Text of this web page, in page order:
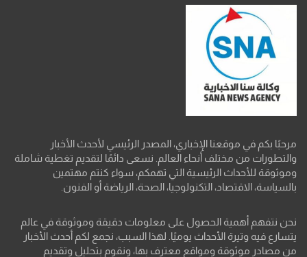
مرحبًا بكم في موقعنا الإخباري، المصدر الرئيسي لأحدث الأخبار
والتطورات من مختلف أنحاء العالم. نسعى دائمًا لتقديم تغطية شاملة
وموثوقة للأحداث الرئيسية التي تهمكم، سواء كنتم مهتمين
بالسياسة، الاقتصاد، التكنولوجيا، الصحة، الرياضة أو الفنون.
نحن نتفهم أهمية الحصول على معلومات دقيقة وموثوقة في عالم
يتسارع فيه وتيرة الأحداث يوميًا. لهذا السبب، نجمع لكم أحدث الأخبار
من مصادر موثوقة ومواقع معترف بها، ونقوم بتحليل وتقديم